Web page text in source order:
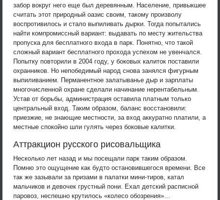
забор вокруг него еще был деревянным. Население, привыкшее
считать этот природный оазис своим, такому произволу
воспротивилось и стало выпиливать дырки. Тогда попытались
найти компромиссный вариант: выдавать по месту жительства
пропуска для бесплатного входа в парк. Понятно, что такой
сложный вариант бесплатного прохода успехом не увенчался.
Попытку повторили в 2004 году, у боковых калиток поставили
охранников. Но непобедимый народ снова занялся фигурным
выпиливанием. Перманентное залатыванье дыр и зарплаты
многочисленной охране сделали начинание нерентабельным.
Устав от борьбы, администрация оставила платным только
центральный вход. Таким образом, баланс восстановили:
приезжие, не знающие местности, за вход аккуратно платили, а
местные спокойно шли гулять через боковые калитки.
Аттракцион русского рисовальщика
Несколько лет назад и мы посещали парк таким образом.
Помню это ощущение как будто остановившегося времени. Все
так же зазывали за призами в палатки мини-тиров, катал
мальчиков и девочек грустный пони. Ехал детский расписной
паровоз, неспешно крутилось «колесо обозрения»…